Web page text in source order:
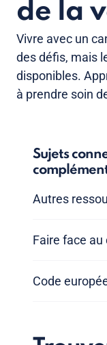
de la
Vivre avec un
des défis, mais
disponibles.
à prendre soin
Sujets
Autres
Faire face au
Code